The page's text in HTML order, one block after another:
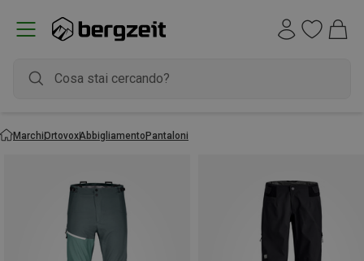
MarchiOrtovoxAbbigliamentoPantaloni